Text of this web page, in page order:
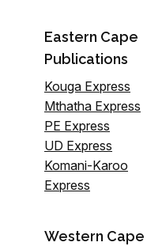
Eastern Cape
Publications
Kouga Express
Mthatha Express
PE Express
UD Express
Komani-Karoo
Express
Western Cape